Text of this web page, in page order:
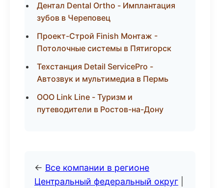
Дентал Dental Ortho - Имплантация
зубов в Череповец
Проект-Строй Finish Монтаж -
Потолочные системы в Пятигорск
Техстанция Detail ServicePro -
Автозвук и мультимедиа в Пермь
ООО Link Line - Туризм и
путеводители в Ростов-на-Дону
← Все компании в регионе
Центральный федеральный округ